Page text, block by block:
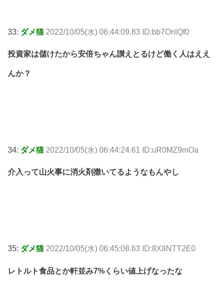
33: ダメ猫 2022/10/05(水) 06:44:09.83 ID:bb7OnlQf0
投資家は儲けたから安倍ちゃん讃えとるけど働く人はええ
んか？
34: ダメ猫 2022/10/05(水) 06:44:24.61 ID:uR0MZ9mOa
介入って山火事に消火剤撒いてるようなもんやし
35: ダメ猫 2022/10/05(水) 06:45:08.63 ID:8X8NTT2E0
レトルト食品とか軒並み7%くらい値上げなったな